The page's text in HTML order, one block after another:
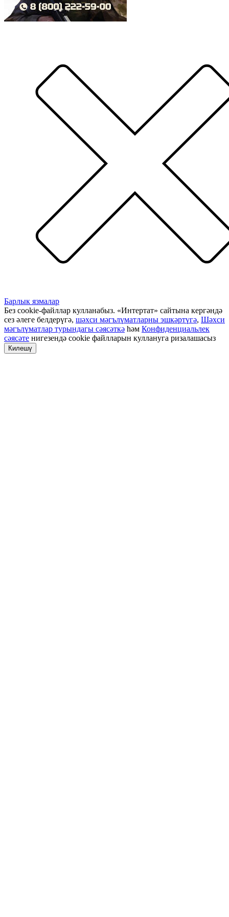
Барлык язмалар
Без cookie-файллар кулланабыз. «Интертат» сайтына кергәндә
сез әлеге белдерүгә, шәхси мәгълүматларны эшкәртүгә, Шәхси
мәгълүматлар турындагы сәясәткә һәм Конфиденциальлек
сәясәте нигезендә cookie файлларын куллануга ризалашасыз
Килешү